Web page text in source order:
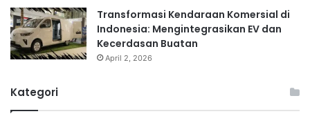
Transformasi Kendaraan Komersial di
Indonesia: Mengintegrasikan EV dan
Kecerdasan Buatan
April 2, 2026
Kategori